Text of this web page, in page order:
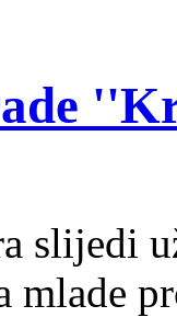
slijedi
mlade